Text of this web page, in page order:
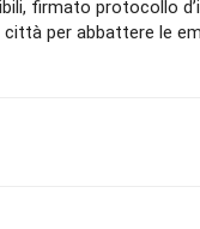
firmato protocollo
città per abbattere le